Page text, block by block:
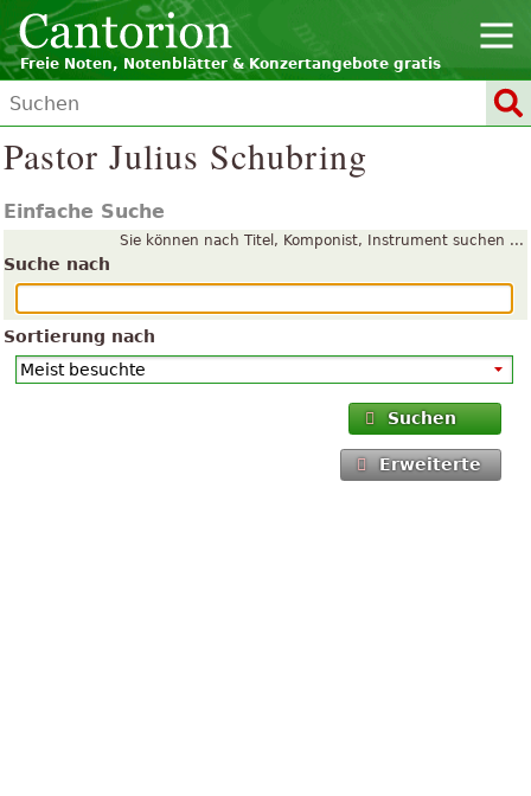
Freie Noten, Notenblätter & Konzertangebote gratis
Pastor Julius Schubring
Einfache Suche
Sie können nach Titel, Komponist, Instrument suchen ...
Suche nach
Sortierung nach
Suchen
Erweiterte